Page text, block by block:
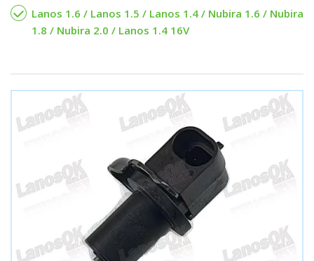
Lanos 1.6 / Lanos 1.5 / Lanos 1.4 / Nubira 1.6 / Nubira
1.8 / Nubira 2.0 / Lanos 1.4 16V